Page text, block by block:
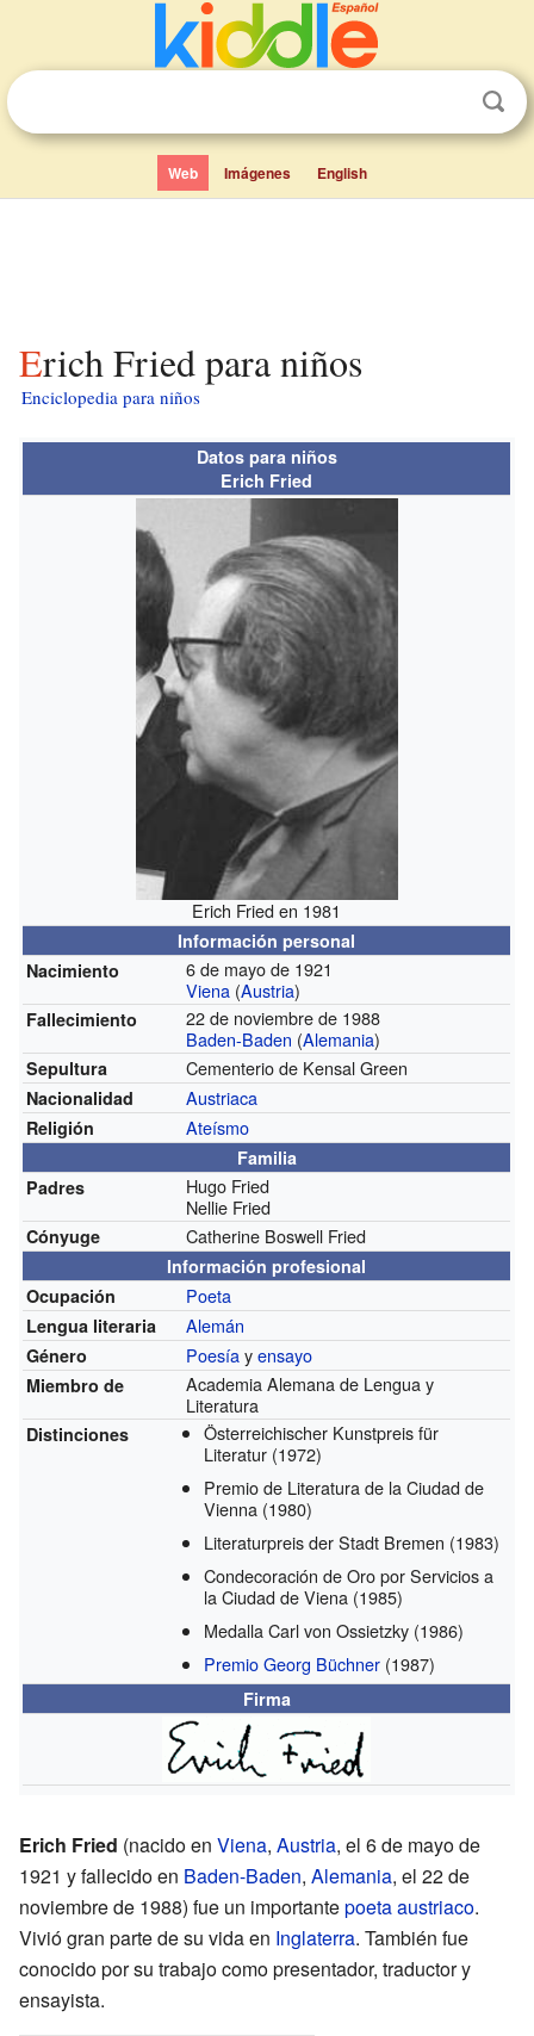
Web Imágenes English
Erich Fried para niños
Enciclopedia para niños
Datos para niños
Erich Fried
Erich Fried en 1981
Información personal
Nacimiento
6 de mayo de 1921
Viena (Austria)
Fallecimiento
22 de noviembre de 1988
Baden-Baden (Alemania)
Sepultura Cementerio de Kensal Green
Nacionalidad Austriaca
Religión Ateísmo
Familia
Padres
Hugo Fried
Nellie Fried
Cónyuge Catherine Boswell Fried
Información profesional
Ocupación
Poeta
Lengua literaria Alemán
Género Poesíayensayo
Miembro de
Academia Alemana de Lengua y
Literatura
Distinciones
Österreichischer Kunstpreis für
Literatur (1972)
Premio de Literatura de la Ciudad de
Vienna (1980)
Literaturpreis der Stadt Bremen (1983)
Condecoración de Oro por Servicios a
la Ciudad de Viena (1985)
Medalla Carl von Ossietzky (1986)
Premio Georg Büchner (1987)
Firma
Erich Fried (nacido en Viena, Austria, el 6 de mayo de
1921 y fallecido en Baden-Baden, Alemania, el 22 de
noviembre de 1988) fue un importantepoetaaustriaco.
Vivió gran parte de su vida en Inglaterra. También fue
conocido por su trabajo como presentador, traductor y
ensayista.